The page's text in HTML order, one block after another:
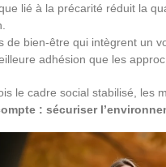
lié à la précarité réduit la
de bien-être qui intègrent un
adhésion que les
le cadre social stabilisé, les
: sécuriser